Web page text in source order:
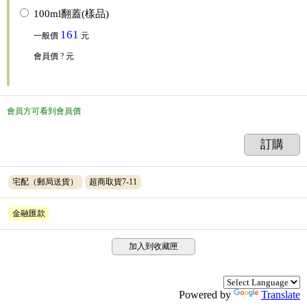
100ml翻蓋(樣品)
一般價 161 元
會員價 ? 元
會員方可看到會員價
訂購
宅配（郵局送貨） 超商取貨7-11
金融匯款
加入到收藏匣
Powered by Translate